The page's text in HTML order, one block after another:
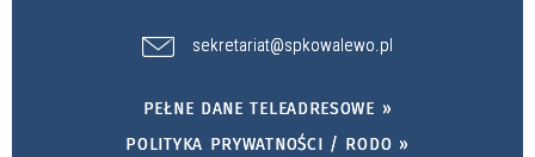
sekretariat@spkowalewo.pl
PEŁNE DANE TELEADRESOWE »
POLITYKA PRYWATNOŚCI / RODO »